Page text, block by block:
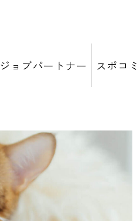
ジョブパートナー スポコミ